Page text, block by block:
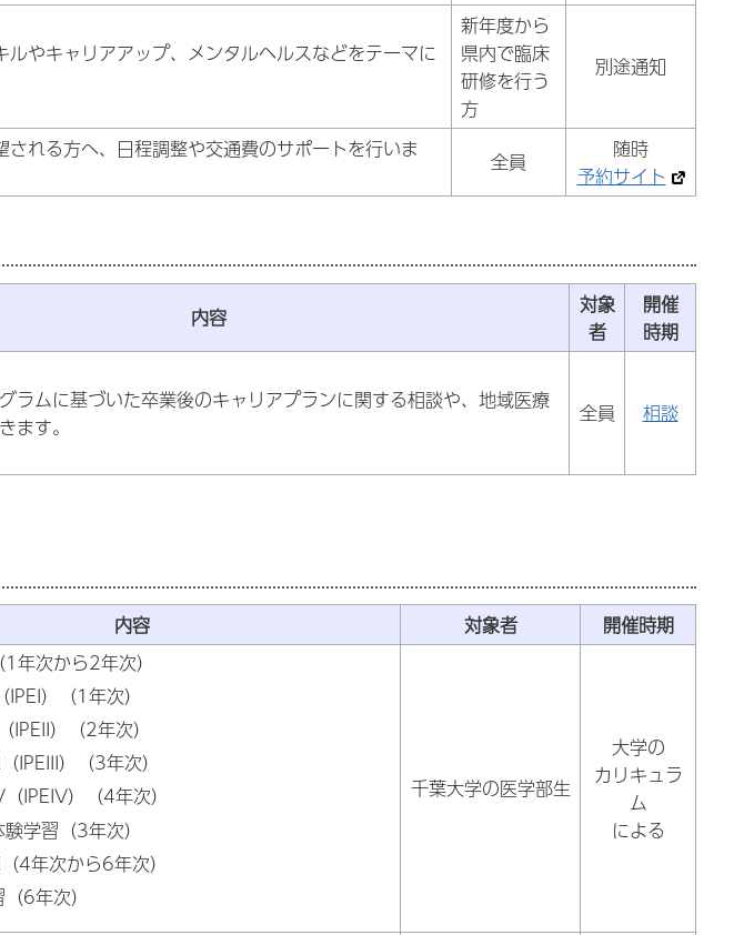
ルやキャリアアップ、メンタルヘルスなどをテーマに
新年度から
県内で臨床
研修を行う
方
別途通知
される方へ、日程調整や交通費のサポートを行いま
全員
随時
予約サイト
内容
対象
者
開催
時期
ラムに基づいた卒業後のキャリアプランに関する相談や、地域医療
ます。
全員 相談
内容 対象者 開催時期
年次から2年次）
）（1年次）
IPEII）（2年次）
IPEIII）（3年次）
IPEIV）（4年次）
学習（3年次）
4年次から6年次）
6年次）
千葉大学の医学部生
大学の
カリキュラ
ム
による